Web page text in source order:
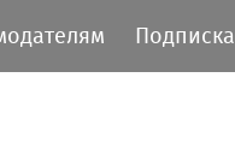
Подписка